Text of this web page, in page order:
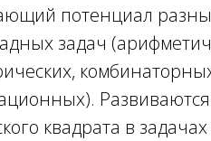
потенциал
задач
квадрата в